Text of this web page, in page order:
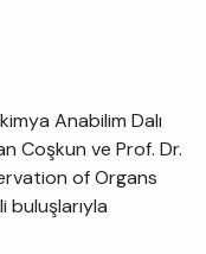
Anabilim Dalı
Coşkun ve Prof. Dr.
of Organs
buluşlarıyla